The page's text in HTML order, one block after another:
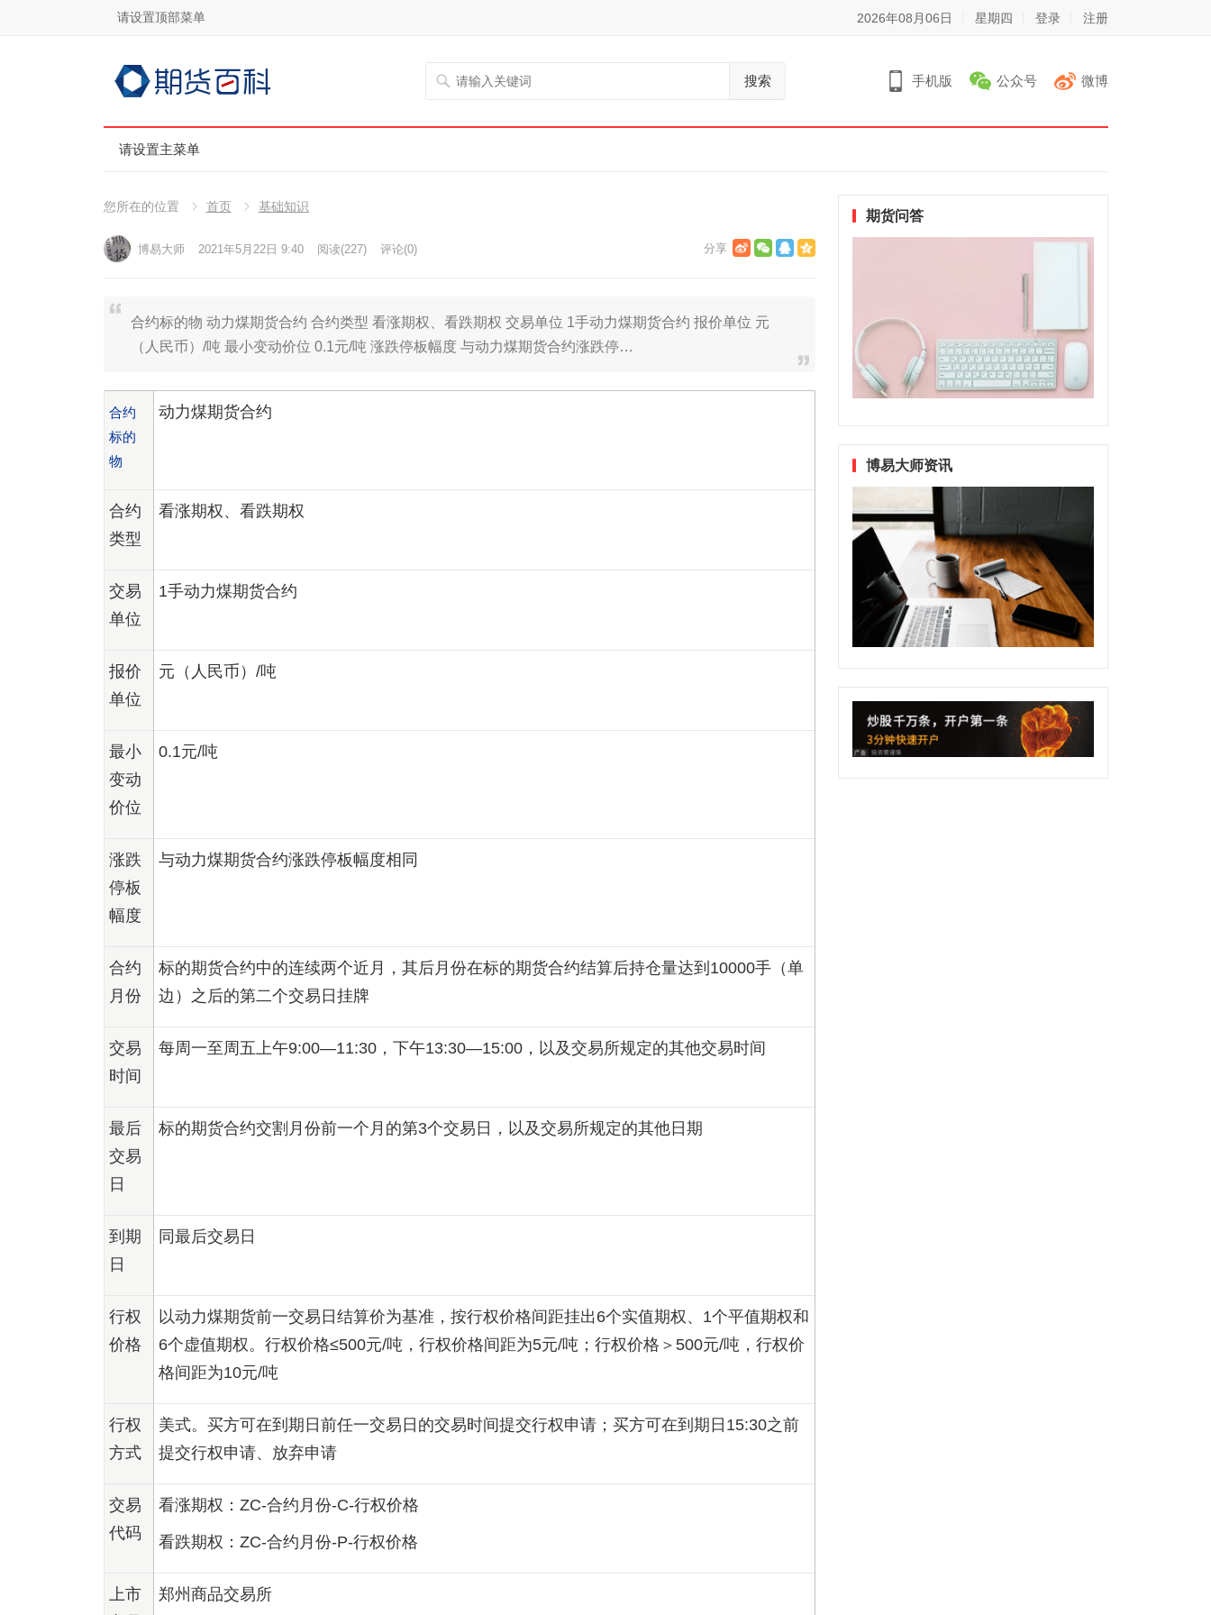
请设置顶部菜单 2026年08月06日 星期四 登录 注册
搜索 手机版 公众号 微博
请设置主菜单
您所在的位置 首页 基础知识
博易大师 2021年5月22日 9:40 阅读(227) 评论(0)
合约标的物 动力煤期货合约 合约类型 看涨期权、看跌期权 交易单位 1手动力煤期货合约 报价单位 元
（人民币）/吨 最小变动价位 0.1元/吨 涨跌停板幅度 与动力煤期货合约涨跌停…
合约
标的
物
动力煤期货合约
合约
类型
看涨期权、看跌期权
交易
单位
1手动力煤期货合约
报价
单位
元（人民币）/吨
最小
变动
价位
0.1元/吨
涨跌
停板
幅度
与动力煤期货合约涨跌停板幅度相同
合约
月份
标的期货合约中的连续两个近月，其后月份在标的期货合约结算后持仓量达到10000手（单
边）之后的第二个交易日挂牌
交易
时间
每周一至周五上午9:00—11:30，下午13:30—15:00，以及交易所规定的其他交易时间
最后
交易
日
标的期货合约交割月份前一个月的第3个交易日，以及交易所规定的其他日期
到期
日
同最后交易日
行权
价格
以动力煤期货前一交易日结算价为基准，按行权价格间距挂出6个实值期权、1个平值期权和
6个虚值期权。行权价格≤500元/吨，行权价格间距为5元/吨；行权价格＞500元/吨，行权价
格间距为10元/吨
行权
方式
美式。买方可在到期日前任一交易日的交易时间提交行权申请；买方可在到期日15:30之前
提交行权申请、放弃申请
交易
代码
看涨期权：ZC-合约月份-C-行权价格
看跌期权：ZC-合约月份-P-行权价格
上市
郑州商品交易所
期货问答
博易大师资讯